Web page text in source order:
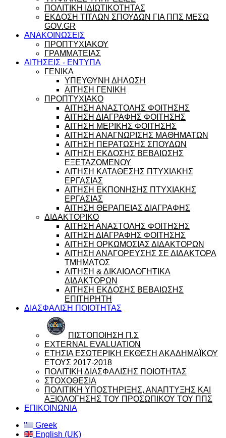
ΠΟΛΙΤΙΚΗ ΙΔΙΩΤΙΚΟΤΗΤΑΣ
ΕΚΔΟΣΗ ΤΙΤΛΩΝ ΣΠΟΥΔΩΝ ΓΙΑ ΠΠΣ ΜΕΣΩ
GOV.GR
ΑΝΑΚΟΙΝΩΣΕΙΣ
ΠΡΟΠΤΥΧΙΑΚΟΥ
ΓΡΑΜΜΑΤΕΙΑΣ
ΑΙΤΗΣΕΙΣ - ΕΝΤΥΠΑ
ΓΕΝΙΚΑ
ΥΠΕΥΘΥΝΗ ΔΗΛΩΣΗ
ΑΙΤΗΣΗ ΓΕΝΙΚΗ
ΠΡΟΠΤΥΧΙΑΚΟ
ΑΙΤΗΣΗ ΑΝΑΣΤΟΛΗΣ ΦΟΙΤΗΣΗΣ
ΑΙΤΗΣΗ ΔΙΑΓΡΑΦΗΣ ΦΟΙΤΗΣΗΣ
ΑΙΤΗΣΗ ΜΕΡΙΚΗΣ ΦΟΙΤΗΣΗΣ
ΑΙΤΗΣΗ ΑΝΑΓΝΩΡΙΣΗΣ ΜΑΘΗΜΑΤΩΝ
ΑΙΤΗΣΗ ΠΕΡΑΤΩΣΗΣ ΣΠΟΥΔΩΝ
ΑΙΤΗΣΗ ΕΚΔΟΣΗΣ ΒΕΒΑΙΩΣΗΣ
ΕΞΕΤΑΖΟΜΕΝΟΥ
ΑΙΤΗΣΗ ΚΑΤΑΘΕΣΗΣ ΠΤΥΧΙΑΚΗΣ
ΕΡΓΑΣΙΑΣ
ΑΙΤΗΣΗ ΕΚΠΟΝΗΣΗΣ ΠΤΥΧΙΑΚΗΣ
ΕΡΓΑΣΙΑΣ
ΑΙΤΗΣΗ ΘΕΡΑΠΕΙΑΣ ΔΙΑΓΡΑΦΗΣ
ΔΙΔΑΚΤΟΡΙΚΟ
ΑΙΤΗΣΗ ΑΝΑΣΤΟΛΗΣ ΦΟΙΤΗΣΗΣ
ΑΙΤΗΣΗ ΔΙΑΓΡΑΦΗΣ ΦΟΙΤΗΣΗΣ
ΑΙΤΗΣΗ ΟΡΚΩΜΟΣΙΑΣ ΔΙΔΑΚΤΟΡΩΝ
ΑΙΤΗΣΗ ΑΝΑΓΟΡΕΥΣΗΣ ΣΕ ΔΙΔΑΚΤΟΡΑ
ΤΜΗΜΑΤΟΣ
ΑΙΤΗΣΗ & ΔΙΚΑΙΟΛΟΓΗΤΙΚΑ
ΔΙΔΑΚΤΟΡΩΝ
ΑΙΤΗΣΗ ΕΚΔΟΣΗΣ ΒΕΒΑΙΩΣΗΣ
ΕΠΙΤΗΡΗΤΗ
ΔΙΑΣΦΑΛΙΣΗ ΠΟΙΟΤΗΤΑΣ
ΠΙΣΤΟΠΟΙΗΣΗ Π.Σ
EXTERNAL EVALUATION
ΕΤΗΣΙΑ ΕΣΩΤΕΡΙΚΗ ΕΚΘΕΣΗ ΑΚΑΔΗΜΑΪΚΟΥ
ΕΤΟΥΣ 2017-2018
ΠΟΛΙΤΙΚΗ ΔΙΑΣΦΑΛΙΣΗΣ ΠΟΙΟΤΗΤΑΣ
ΣΤΟΧΟΘΕΣΙΑ
ΠΟΛΙΤΙΚΗ ΥΠΟΣΤΗΡΙΞΗΣ, ΑΝΑΠΤΥΞΗΣ ΚΑΙ
ΑΞΙΟΛΟΓΗΣΗΣ ΤΟΥ ΠΡΟΣΩΠΙΚΟΥ ΤΟΥ ΠΠΣ
ΕΠΙΚΟΙΝΩΝΙΑ
Greek
English (UK)